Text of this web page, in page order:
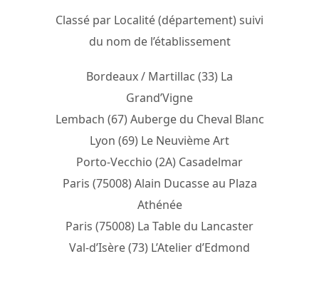
Classé par Localité (département) suivi
du nom de l’établissement
Bordeaux / Martillac (33) La
Grand’Vigne
Lembach (67) Auberge du Cheval Blanc
Lyon (69) Le Neuvième Art
Porto-Vecchio (2A) Casadelmar
Paris (75008) Alain Ducasse au Plaza
Athénée
Paris (75008) La Table du Lancaster
Val-d’Isère (73) L’Atelier d’Edmond